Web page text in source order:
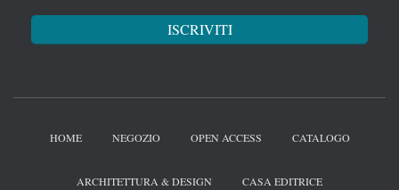
HOME NEGOZIO OPEN ACCESS CATALOGO
ARCHITETTURA & DESIGN CASA EDITRICE